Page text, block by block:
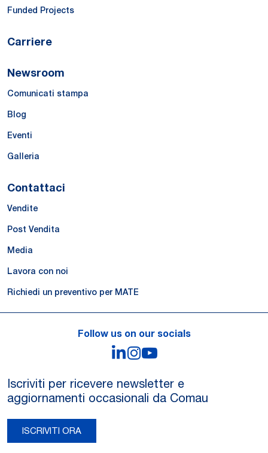
Funded Projects
Carriere
Newsroom
Comunicati stampa
Blog
Eventi
Galleria
Contattaci
Vendite
Post Vendita
Media
Lavora con noi
Richiedi un preventivo per MATE
Follow us on our socials
LinkedIn
Instagram
Iscriviti per ricevere newsletter e
aggiornamenti occasionali da Comau
ISCRIVITI ORA